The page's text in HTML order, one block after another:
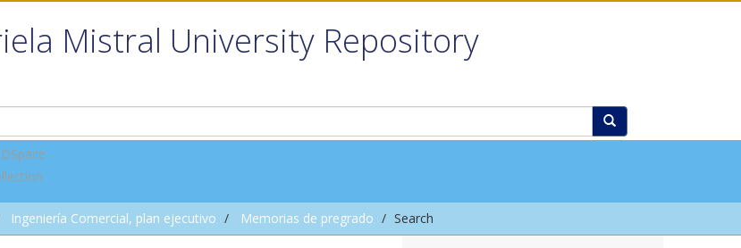
Mistral University Repository
Ingeniería Comercial, plan ejecutivo Memorias de pregrado Search